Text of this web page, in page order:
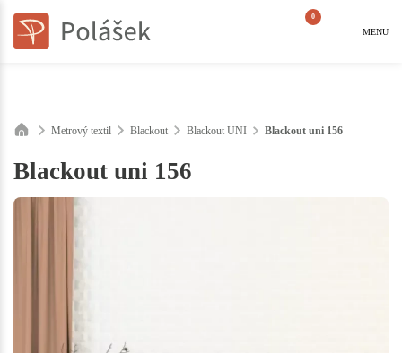
0
MENU
Metrový textil Blackout Blackout UNI Blackout uni 156
Blackout uni 156